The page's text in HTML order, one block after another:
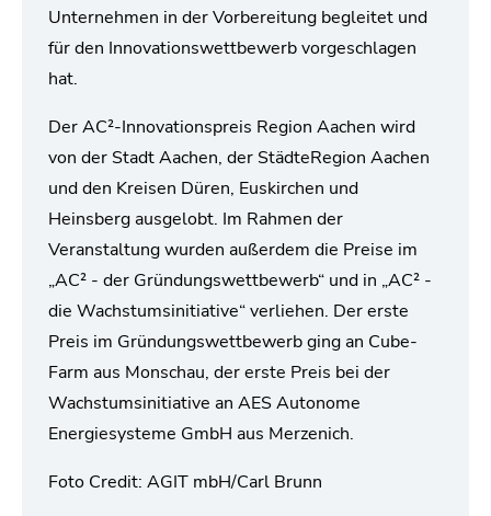
Unternehmen in der Vorbereitung begleitet und
für den Innovationswettbewerb vorgeschlagen
hat.
Der AC²-Innovationspreis Region Aachen wird
von der Stadt Aachen, der StädteRegion Aachen
und den Kreisen Düren, Euskirchen und
Heinsberg ausgelobt. Im Rahmen der
Veranstaltung wurden außerdem die Preise im
„AC² - der Gründungswettbewerb“ und in „AC² -
die Wachstumsinitiative“ verliehen. Der erste
Preis im Gründungswettbewerb ging an Cube-
Farm aus Monschau, der erste Preis bei der
Wachstumsinitiative an AES Autonome
Energiesysteme GmbH aus Merzenich.
Foto Credit: AGIT mbH/Carl Brunn